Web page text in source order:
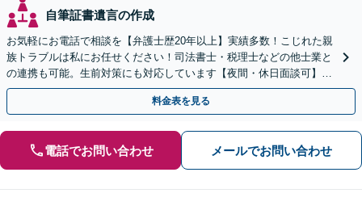
自筆証書遺言の作成
お気軽にお電話で相談を【弁護士歴20年以上】実績多数！こじれた親
族トラブルは私にお任せください！司法書士・税理士などの他士業と
の連携も可能。生前対策にも対応しています【夜間・休日面談可】
【完全個室・秘密厳守】
料金表を見る
電話でお問い合わせ メールでお問い合わせ